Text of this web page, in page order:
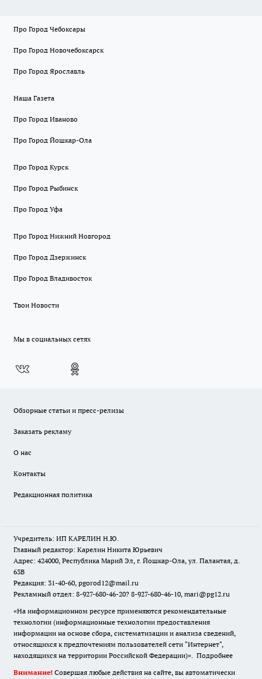
Про Город Чебоксары
Про Город Новочебоксарск
Про Город Ярославль
Наша Газета
Про Город Иваново
Про Город Йошкар-Ола
Про Город Курск
Про Город Рыбинск
Про Город Уфа
Про Город Нижний Новгород
Про Город Дзержинск
Про Город Владивосток
Твои Новости
Мы в социальных сетях
Обзорные статьи и пресс-релизы
Заказать рекламу
О нас
Контакты
Редакционная политика
Учредитель: ИП КАРЕЛИН Н.Ю.
Главный редактор: Карелин Никита Юрьевич
Адрес: 424000, Республика Марий Эл, г. Йошкар-Ола, ул. Палантая, д.
63В
Редакция: 31-40-60, pgorod12@mail.ru
Рекламный отдел: 8-927-680-46-20? 8-927-680-46-10, mari@pg12.ru
«На информационном ресурсе применяются рекомендательные
технологии (информационные технологии предоставления
информации на основе сбора, систематизации и анализа сведений,
относящихся к предпочтениям пользователей сети "Интернет",
находящихся на территории Российской Федерации)». Подробнее
Внимание! Совершая любые действия на сайте, вы автоматически